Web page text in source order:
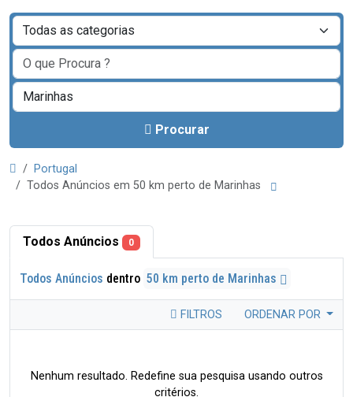
Procurar
Portugal
Todos Anúncios em 50 km perto de Marinhas
Todos Anúncios 0
Todos Anúncios dentro 50 km perto de Marinhas
FILTROS ORDENAR POR
Nenhum resultado. Redefine sua pesquisa usando outros
critérios.